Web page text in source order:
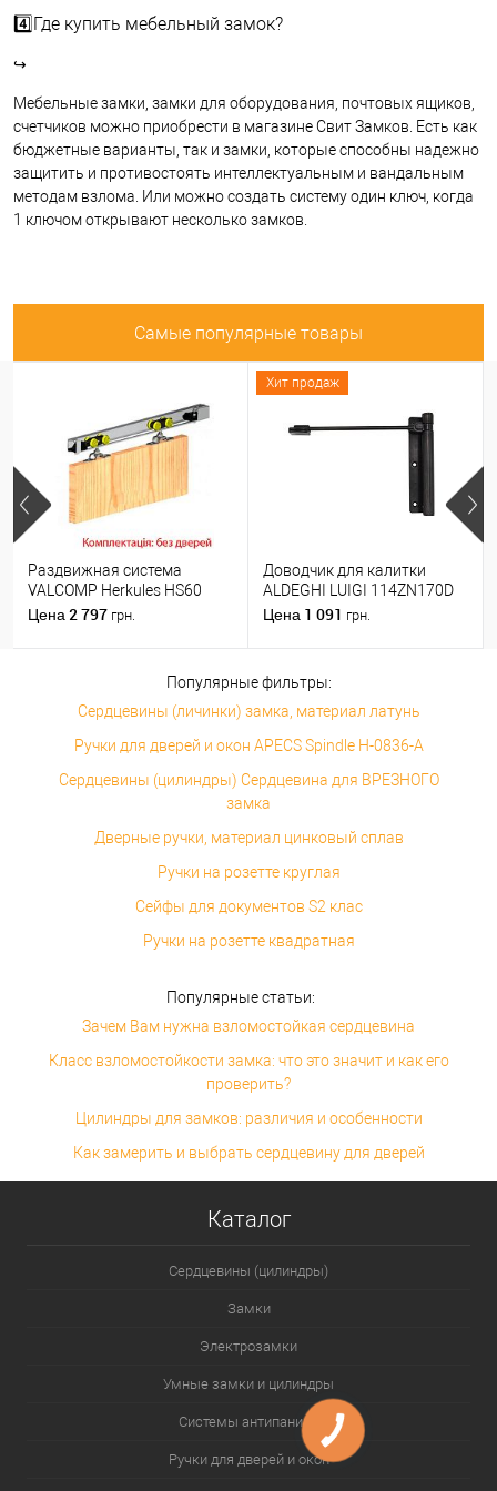
4️⃣Где купить мебельный замок?
↪
Мебельные замки, замки для оборудования, почтовых ящиков,
счетчиков можно приобрести в магазине Свит Замков. Есть как
бюджетные варианты, так и замки, которые способны надежно
защитить и противостоять интеллектуальным и вандальным
методам взлома. Или можно создать систему один ключ, когда
1 ключом открывают несколько замков.
Самые популярные товары
Раздвижная система
VALCOMP Herkules HS60
длина 1,8 м на 1 полотно
Цена 2 797 грн.
Хит продаж
Доводчик для калитки
ALDEGHI LUIGI 114ZN170D
правый черный цинк
Цена 1 091 грн.
Популярные фильтры:
Сердцевины (личинки) замка, материал латунь
Ручки для дверей и окон APECS Spindle H-0836-A
Сердцевины (цилиндры) Сердцевина для ВРЕЗНОГО
замка
Дверные ручки, материал цинковый сплав
Ручки на розетте круглая
Сейфы для документов S2 клас
Ручки на розетте квадратная
Популярные статьи:
Зачем Вам нужна взломостойкая сердцевина
Класс взломостойкости замка: что это значит и как его
проверить?
Цилиндры для замков: различия и особенности
Как замерить и выбрать сердцевину для дверей
Каталог
Сердцевины (цилиндры)
Замки
Электрозамки
Умные замки и цилиндры
Системы антипаника
Ручки для дверей и окон